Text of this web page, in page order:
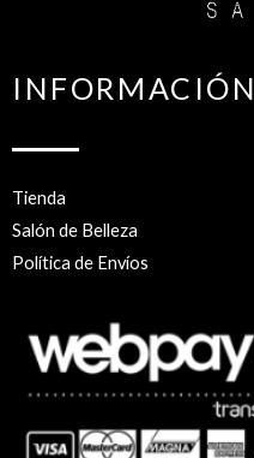
INFORMACIÓN
Tienda
Salón de Belleza
Política de Envíos